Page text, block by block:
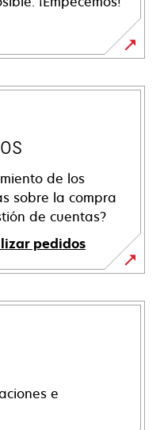
de los
sobre la compra
de cuentas?
pedidos
e